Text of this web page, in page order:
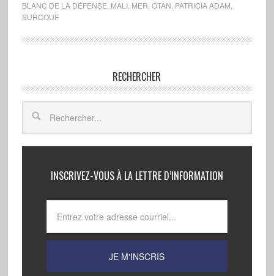
BLANC DE LA DÉFENSE MALI, MER OTAN PATRICIA ADAM
SURCOUF
RECHERCHER
INSCRIVEZ-VOUS À LA LETTRE D’INFORMATION